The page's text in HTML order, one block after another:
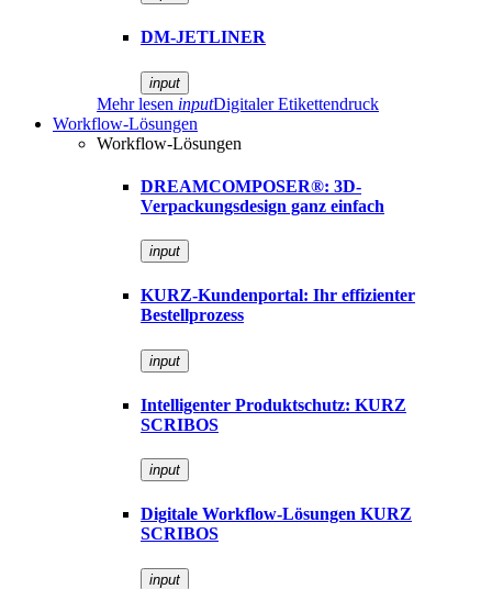
DM-JETLINER
input
Mehr lesen inputDigitaler Etikettendruck
Workflow-Lösungen
Workflow-Lösungen
DREAMCOMPOSER®: 3D-
Verpackungsdesign ganz einfach
input
KURZ-Kundenportal: Ihr effizienter
Bestellprozess
input
Intelligenter Produktschutz: KURZ
SCRIBOS
input
Digitale Workflow-Lösungen KURZ
SCRIBOS
input